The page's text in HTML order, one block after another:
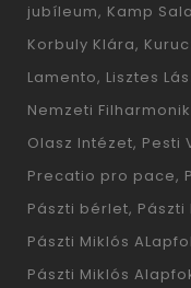
jubíleum Kamp
Korbuly Klára
Lamento Lisztes
Nemzeti
Olasz Intézet Pesti
Precatio pro pace
Pászti bérlet Pászti
Pászti Miklós
Pászti Miklós